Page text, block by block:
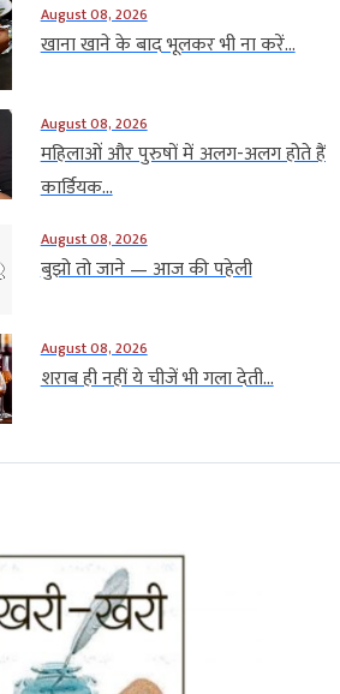
August 08, 2026
खाना खाने के बाद भूलकर भी ना करें...
August 08, 2026
महिलाओं और पुरुषों में अलग-अलग होते हैं
कार्डियक...
August 08, 2026
बुझो तो जाने — आज की पहेली
August 08, 2026
शराब ही नहीं ये चीजें भी गला देती...